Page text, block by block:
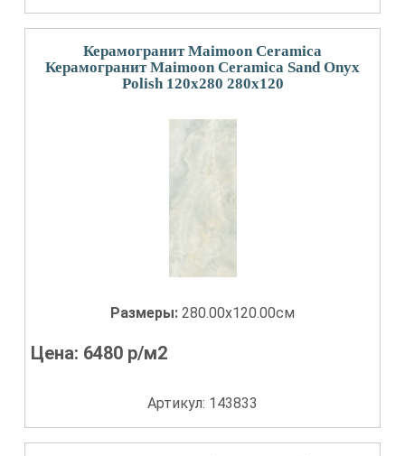
Керамогранит Maimoon Ceramica
Керамогранит Maimoon Ceramica Sand Onyx
Polish 120x280 280x120
Размеры: 280.00x120.00см
Цена: 6480 р/м2
Артикул: 143833